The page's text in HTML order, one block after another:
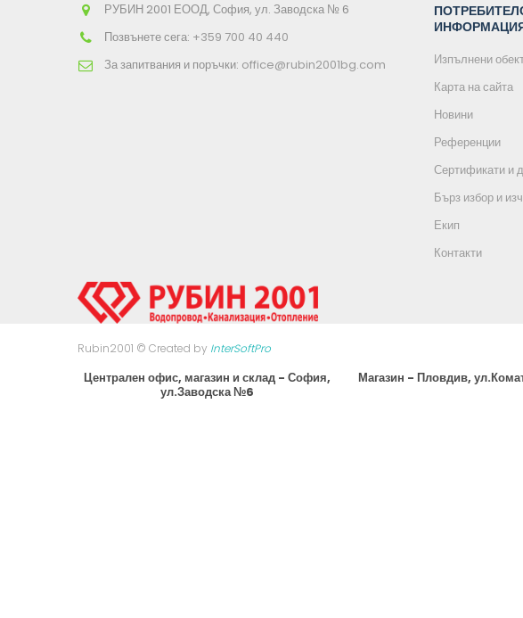
РУБИН 2001 ЕООД, София, ул. Заводска № 6
Позвънете сега: +359 700 40 440
За запитвания и поръчки: office@rubin2001bg.com
Изпълнени
Карта на сайта
Новини
Референции
Сертификати и
Бърз избор и
Екип
Контакти
Rubin2001 © Created by InterSoftPro
Централен офис, магазин и склад - София,
ул.Заводска №6
Магазин - Пловдив,